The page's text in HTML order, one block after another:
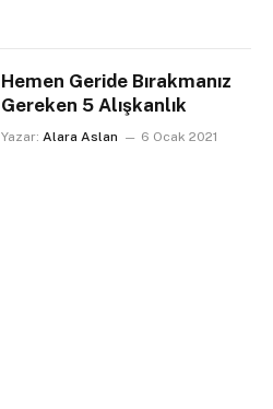
Hemen Geride Bırakmanız
Gereken 5 Alışkanlık
Yazar: Alara Aslan 6 Ocak 2021